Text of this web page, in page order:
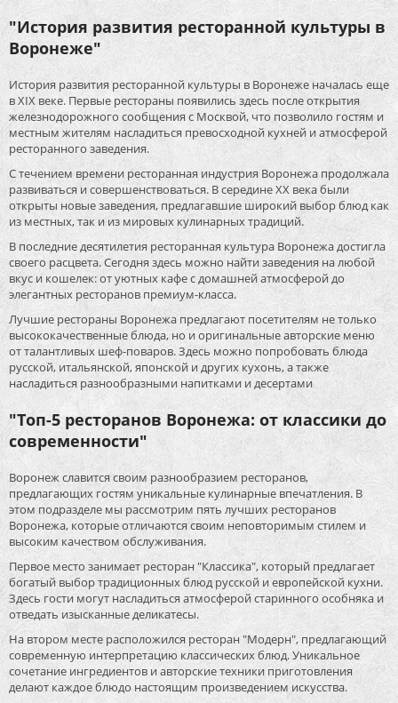
"История развития ресторанной культуры в
Воронеже"
История развития ресторанной культуры в Воронеже началась еще
в XIX веке. Первые рестораны появились здесь после открытия
железнодорожного сообщения с Москвой, что позволило гостям и
местным жителям насладиться превосходной кухней и атмосферой
ресторанного заведения.
С течением времени ресторанная индустрия Воронежа продолжала
развиваться и совершенствоваться. В середине XX века были
открыты новые заведения, предлагавшие широкий выбор блюд как
из местных, так и из мировых кулинарных традиций.
В последние десятилетия ресторанная культура Воронежа достигла
своего расцвета. Сегодня здесь можно найти заведения на любой
вкус и кошелек: от уютных кафе с домашней атмосферой до
элегантных ресторанов премиум-класса.
Лучшие рестораны Воронежа предлагают посетителям не только
высококачественные блюда, но и оригинальные авторские меню
от талантливых шеф-поваров. Здесь можно попробовать блюда
русской, итальянской, японской и других кухонь, а также
насладиться разнообразными напитками и десертами
"Топ-5 ресторанов Воронежа: от классики до
современности"
Воронеж славится своим разнообразием ресторанов,
предлагающих гостям уникальные кулинарные впечатления. В
этом подразделе мы рассмотрим пять лучших ресторанов
Воронежа, которые отличаются своим неповторимым стилем и
высоким качеством обслуживания.
Первое место занимает ресторан "Классика", который предлагает
богатый выбор традиционных блюд русской и европейской кухни.
Здесь гости могут насладиться атмосферой старинного особняка и
отведать изысканные деликатесы.
На втором месте расположился ресторан "Модерн", предлагающий
современную интерпретацию классических блюд. Уникальное
сочетание ингредиентов и авторские техники приготовления
делают каждое блюдо настоящим произведением искусства.